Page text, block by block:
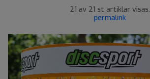
21 av 21 st artiklar visas.
permalink